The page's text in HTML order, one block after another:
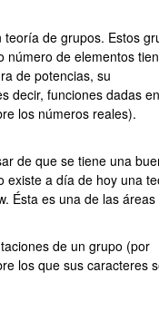
de grupos. Estos
número de elementos
de potencias, su
decir, funciones dadas en
los números reales).
de que se tiene una
existe a día de hoy una
Ésta es una de las áreas
de un grupo (por
los que sus caracteres